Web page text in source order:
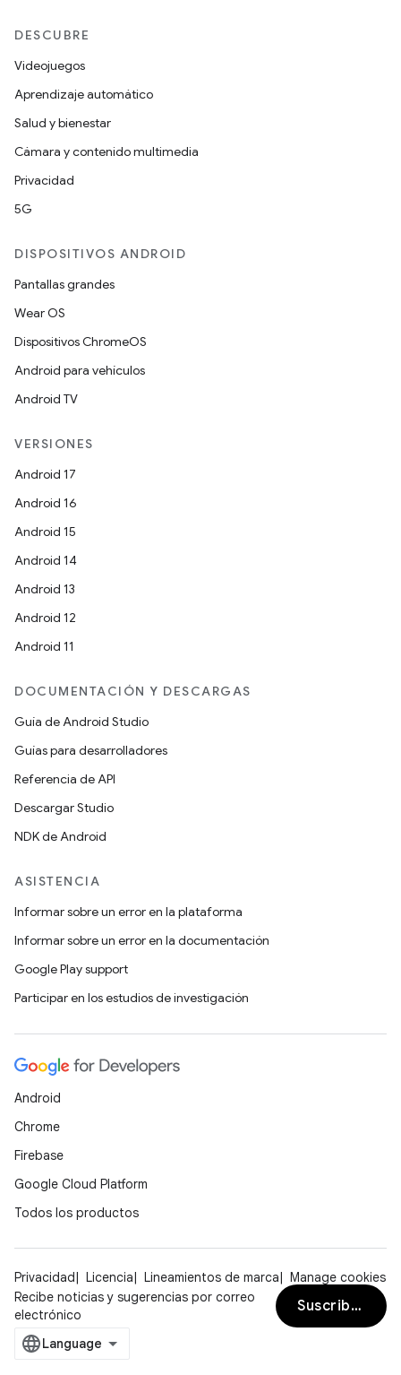
DESCUBRE
Videojuegos
Aprendizaje automático
Salud y bienestar
Cámara y contenido multimedia
Privacidad
5G
DISPOSITIVOS ANDROID
Pantallas grandes
Wear OS
Dispositivos ChromeOS
Android para vehículos
Android TV
VERSIONES
Android 17
Android 16
Android 15
Android 14
Android 13
Android 12
Android 11
DOCUMENTACIÓN Y DESCARGAS
Guía de Android Studio
Guías para desarrolladores
Referencia de API
Descargar Studio
NDK de Android
ASISTENCIA
Informar sobre un error en la plataforma
Informar sobre un error en la documentación
Google Play support
Participar en los estudios de investigación
Android
Chrome
Firebase
Google Cloud Platform
Todos los productos
Privacidad Licencia Lineamientos de marca
Manage cookies
Recibe noticias y sugerencias por correo
electrónico
Suscribirse